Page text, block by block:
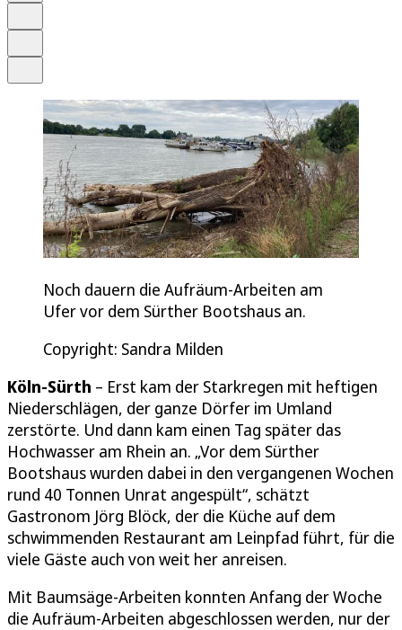
Noch dauern die Aufräum-Arbeiten am
Ufer vor dem Sürther Bootshaus an.
Copyright: Sandra Milden
Köln-Sürth – Erst kam der Starkregen mit heftigen
Niederschlägen, der ganze Dörfer im Umland
zerstörte. Und dann kam einen Tag später das
Hochwasser am Rhein an. „Vor dem Sürther
Bootshaus wurden dabei in den vergangenen Wochen
rund 40 Tonnen Unrat angespült“, schätzt
Gastronom Jörg Blöck, der die Küche auf dem
schwimmenden Restaurant am Leinpfad führt, für die
viele Gäste auch von weit her anreisen.
Mit Baumsäge-Arbeiten konnten Anfang der Woche
die Aufräum-Arbeiten abgeschlossen werden, nur der